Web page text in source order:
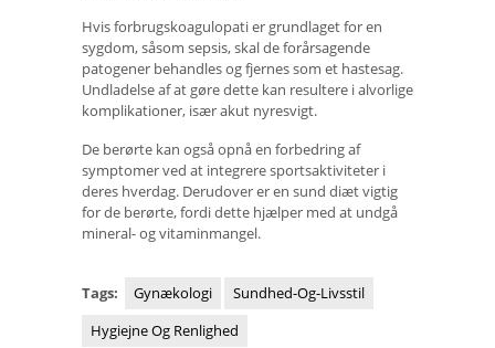
Hvis forbrugskoagulopati er grundlaget for en
sygdom, såsom sepsis, skal de forårsagende
patogener behandles og fjernes som et hastesag.
Undladelse af at gøre dette kan resultere i alvorlige
komplikationer, især akut nyresvigt.
De berørte kan også opnå en forbedring af
symptomer ved at integrere sportsaktiviteter i
deres hverdag. Derudover er en sund diæt vigtig
for de berørte, fordi dette hjælper med at undgå
mineral- og vitaminmangel.
Tags: Gynækologi
Sundhed-Og-Livsstil
Hygiejne Og Renlighed